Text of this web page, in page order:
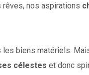
rêves, nos aspirations
les biens matériels.
célestes et donc